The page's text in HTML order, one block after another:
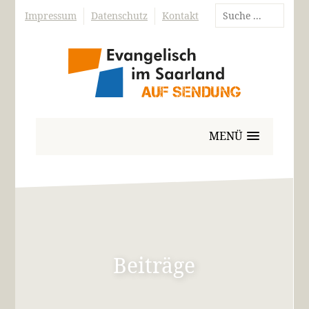
Impressum Datenschutz Kontakt
MENÜ
Beiträge